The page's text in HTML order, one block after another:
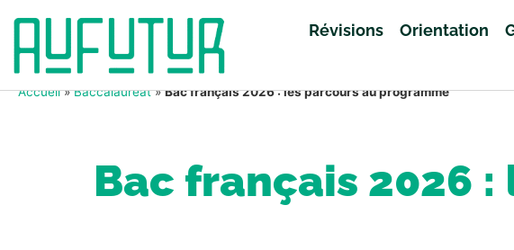
Révisions Orientation
Accueil»Baccalauréat»Bac français 2026 : les parcours au programme
Bac français 2026